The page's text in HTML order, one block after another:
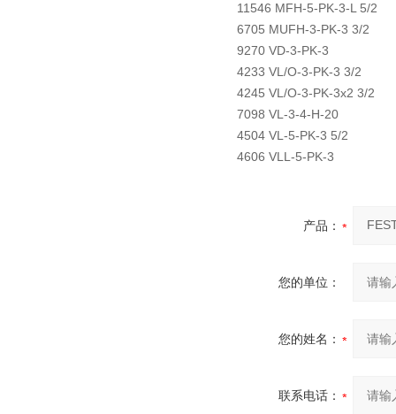
11546 MFH-5-PK-3-L 5/2
6705 MUFH-3-PK-3 3/2
9270 VD-3-PK-3
4233 VL/O-3-PK-3 3/2
4245 VL/O-3-PK-3x2 3/2
7098 VL-3-4-H-20
4504 VL-5-PK-3 5/2
4606 VLL-5-PK-3
产品：
您的单位：
您的姓名：
联系电话：